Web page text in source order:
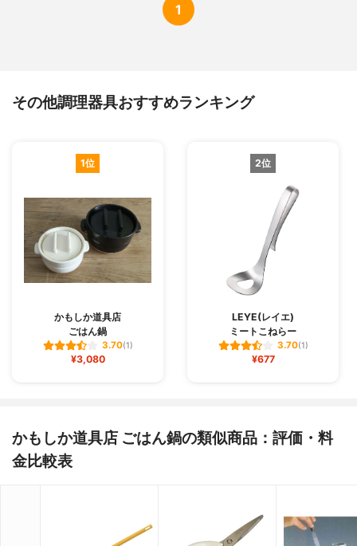
1
その他調理器具おすすめランキング
1位
かもしか道具店
ごはん鍋
3.70(1)
¥3,080
2位
LEYE(レイエ)
ミートこねらー
3.70(1)
¥677
かもしか道具店 ごはん鍋の類似商品：評価・料
金比較表